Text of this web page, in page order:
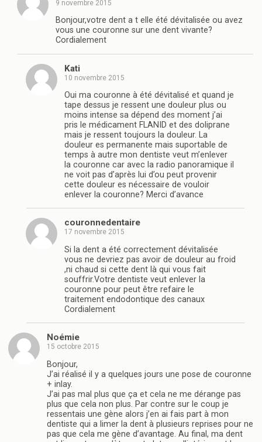
9 novembre 2015
Bonjour,votre dent a t elle été dévitalisée ou avez
vous une couronne sur une dent vivante?
Cordialement
Kati
10 novembre 2015
Oui ma couronne à été dévitalisé et quand je
tape dessus je ressent une douleur plus ou
moins intense sa dépend des moment j’ai
pris le médicament FLANID et des doliprane
mais je ressent toujours la douleur. La
douleur es permanente mais suportable de
temps à autre mon dentiste veut m’enlever
la couronne car avec la radio panoramique il
ne voit pas d’après lui d’ou peut provenir
cette douleur es nécessaire de vouloir
enlever la couronne? Merci d’avance
couronnedentaire
17 novembre 2015
Si la dent a été correctement dévitalisée
vous ne devriez pas avoir de douleur au froid
,ni chaud si cette dent là qui vous fait
souffrir.Votre dentiste veut enlever la
couronne pour peut être refaire le
traitement endodontique des canaux
Cordialement
Noémie
15 octobre 2015
Bonjour,
J’ai réalisé il y a quelques jours une pose de couronne
+ inlay.
J’ai pas mal plus que ça et cela ne me dérange pas
plus que cela non plus. Par contre sur le coup je
ressentais une gène alors j’en ai fais part à mon
dentiste qui a limer la dent à plusieurs reprises pour ne
pas que cela me gène d’avantage. Au final, ma dent